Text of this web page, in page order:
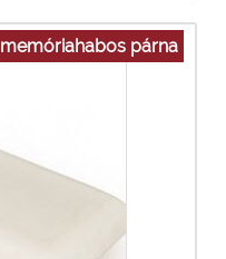
memóriahabos párna